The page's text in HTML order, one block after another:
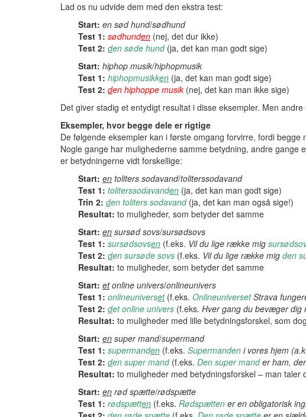
Lad os nu udvide dem med den ekstra test:
Start: en sød hund/sødhund
Test 1: sødhunden (nej, det dur ikke)
Test 2: den søde hund(ja, det kan man godt sige)
Start: hiphop musik/hiphopmusik
Test 1: hiphopmusikken (ja, det kan man godt sige)
Test 2: den hiphoppe musik(nej, det kan man ikke sige)
Det giver stadig et entydigt resultat i disse eksempler. Men
Eksempler, hvor begge dele er rigtige
De følgende eksempler kan i første omgang forvirre, fordi
Nogle gange har mulighederne samme betydning, andre gange
er betydningerne vidt forskellige:
Start: en toliters sodavand/toliterssodavand
Test 1: toliterssodavanden (ja, det kan man godt sige)
Trin 2: den toliters sodavand(ja, det kan man også sige!)
Resultat: to muligheder, som betyder det samme
Start: en sursødsovs/sursødsovs
Test 1: sursødsovsen (f.eks. Vil du lige række mig
Test 2: den sursøde sovs (f.eks. Vil du lige række mig den
Resultat: to muligheder, som betyder det samme
Start: etonline univers/onlineunivers
Test 1: onlineuniverset(f.eks. OnlineuniversetStrava
Test 2: det online univers (f.eks. Hver gang du bevæger dig
Resultat: to muligheder med lille betydningsforskel, som
Start: en super mand/supermand
Test 1: supermanden (f.eks. Supermanden i vores hjem
Test 2: den super mand(f.eks. Den super mander ham,
Resultat: to muligheder med betydningsforskel – man
Start: en rød spætte/rødspætte
Test 1: rødspætten (f.eks. Rødspætten er en obligatorisk